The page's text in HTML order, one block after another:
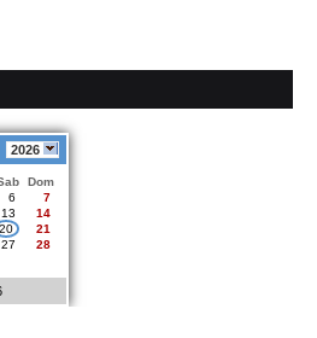
2026
Dom
6
7
13
14
21
27
28